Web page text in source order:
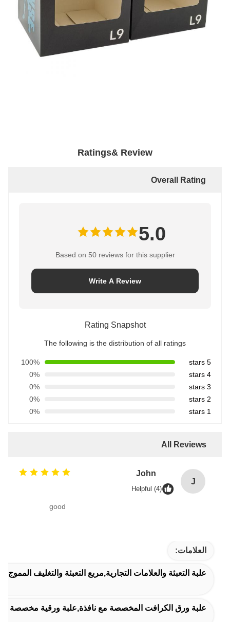
Ratings& Review
Overall Rating
5.0
Based on 50 reviews for this supplier
Write A Review
Rating Snapshot
The following is the distribution of all ratings
5 stars
100%
4 stars
0%
3 stars
0%
2 stars
0%
1 stars
0%
All Reviews
J
John
Helpful (4)
good
العلامات:
علبة التعبئة والعلامات التجارية,مربع التعبئة والتغليف
علبة ورق الكرافت المخصصة مع نافذة,علبة ورقية مخصصة مع